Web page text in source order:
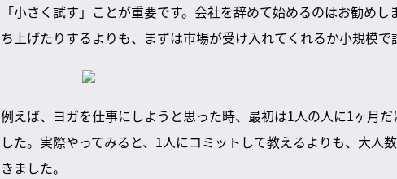
「小さく試す」ことが重要です。会社を辞めて始めるのはお勧め
ち上げたりするよりも、まずは市場が受け入れてくれるか小規模で
例えば、ヨガを仕事にしようと思った時、最初は1人の人に1ヶ月
した。実際やってみると、1人にコミットして教えるよりも、大人
きました。